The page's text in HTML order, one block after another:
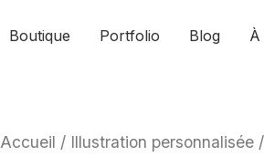
Boutique Portfolio Blog À
Accueil / Illustration personnalisée /